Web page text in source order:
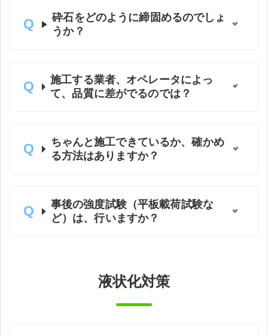
砕石をどのように締固めるのでしょ
うか？
施工する業者、オペレータによっ
て、品質に差がでるのでは？
ちゃんと施工できているか、確かめ
る方法はありますか？
事後の強度試験（平板載荷試験な
ど）は、行いますか？
液状化対策